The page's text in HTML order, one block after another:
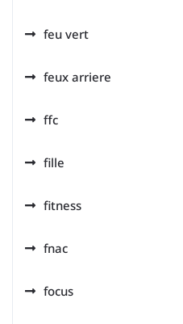
feu vert
feux arriere
ffc
fille
fitness
fnac
focus